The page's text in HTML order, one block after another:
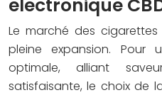
electronique
Le marché des
pleine expansion. Pour
optimale, alliant
satisfaisante, le choix de